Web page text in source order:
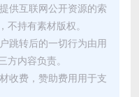
供互联网公开资源的索
持有素材版权。
跳转后的一切行为由用
方内容负责。
收费，赞助费用用于支